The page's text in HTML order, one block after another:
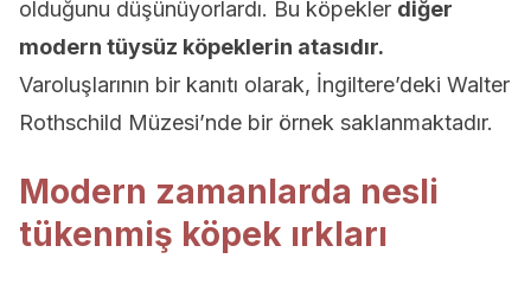
olduğunu düşünüyorlardı. Bu köpekler diğer
modern tüysüz köpeklerin atasıdır.
Varoluşlarının bir kanıtı olarak, İngiltere’deki Walter
Rothschild Müzesi’nde bir örnek saklanmaktadır.
Modern zamanlarda nesli
tükenmiş köpek ırkları